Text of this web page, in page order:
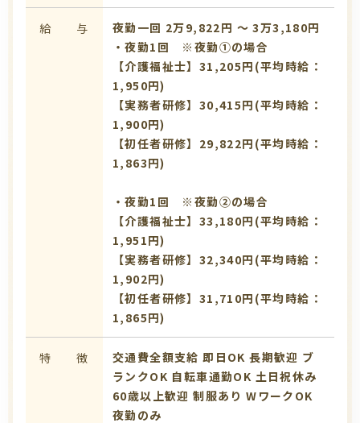
給 与
夜勤一回 2万9,822円 〜 3万3,180円
・夜勤1回 ※夜勤①の場合
【介護福祉士】31,205円(平均時給：
1,950円)
【実務者研修】30,415円(平均時給：
1,900円)
【初任者研修】29,822円(平均時給：
1,863円)
・夜勤1回 ※夜勤②の場合
【介護福祉士】33,180円(平均時給：
1,951円)
【実務者研修】32,340円(平均時給：
1,902円)
【初任者研修】31,710円(平均時給：
1,865円)
特 徴 交通費全額支給 即日OK 長期歓迎 ブ
ランクOK 自転車通勤OK 土日祝休み
60歳以上歓迎 制服あり WワークOK
夜勤のみ